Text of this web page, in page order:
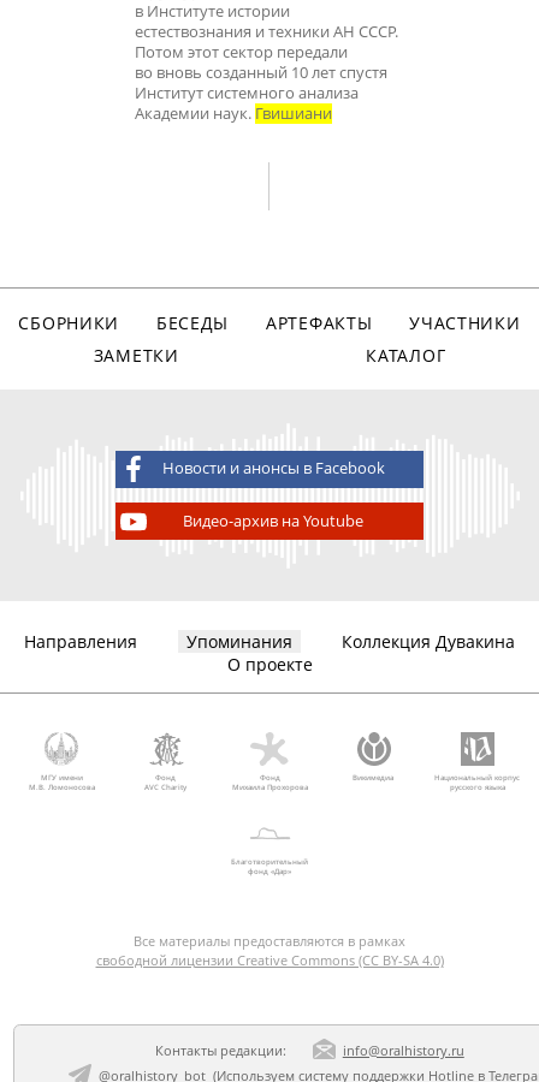
в Институте истории
естествознания и техники АН СССР.
Потом этот сектор передали
во вновь созданный 10 лет спустя
Институт системного анализа
Академии наук. Гвишиани
СБОРНИКИ БЕСЕДЫ АРТЕФАКТЫ
УЧАСТНИКИ
ЗАМЕТКИ
КАТАЛОГ
Новости и анонсы в Facebook
Видео-архив на Youtube
Направления Упоминания
Коллекция Дувакина
О проекте
МГУ имени
М.В. Ломоносова
Фонд
AVC Charity
Фонд
Михаила Прохорова
Викимедиа
Национальный корпус
русского языка
Благотворительный
фонд «Дар»
Все материалы предоставляются в рамках
свободной лицензии Creative Commons (CC BY-SA 4.0)
Контакты редакции:
info@oralhistory.ru
@oralhistory_bot(Используем систему поддержки Hotline в